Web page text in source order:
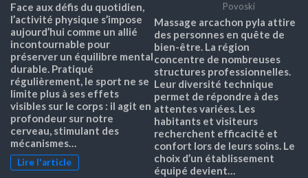
Face aux défis du quotidien,
l’activité physique s’impose
aujourd’hui comme un allié
incontournable pour
préserver un équilibre mental
durable. Pratiqué
régulièrement, le sport ne se
limite plus à ses effets
visibles sur le corps : il agit en
profondeur sur notre
cerveau, stimulant des
mécanismes…
Lire l'article
Povoski
Massage arcachon pyla attire
des personnes en quête de
bien-être. La région
concentre de nombreuses
structures professionnelles.
Leur diversité technique
permet de répondre à des
attentes variées. Les
habitants et visiteurs
recherchent efficacité et
confort lors de leurs soins. Le
choix d’un établissement
équipé devient…